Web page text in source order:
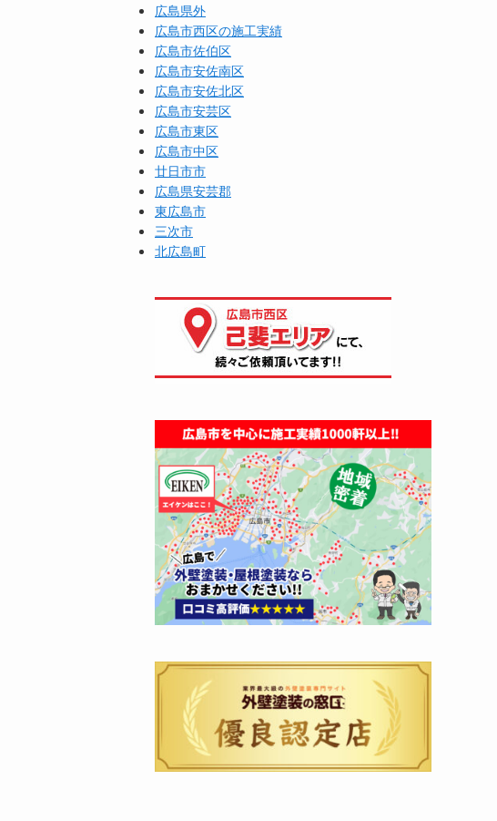
広島県外
広島市西区の施工実績
広島市佐伯区
広島市安佐南区
広島市安佐北区
広島市安芸区
広島市東区
広島市中区
廿日市市
広島県安芸郡
東広島市
三次市
北広島町